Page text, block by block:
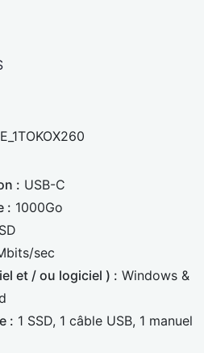
: USB-C
: 1000Go
sec
et / ou logiciel ) : Windows &
: 1 SSD, 1 câble USB, 1 manuel